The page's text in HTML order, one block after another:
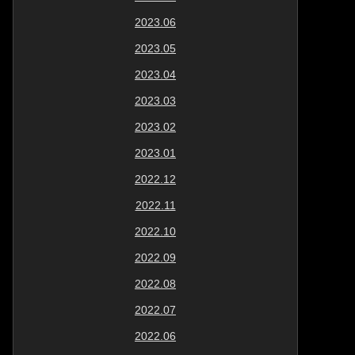
2023.06
2023.05
2023.04
2023.03
2023.02
2023.01
2022.12
2022.11
2022.10
2022.09
2022.08
2022.07
2022.06